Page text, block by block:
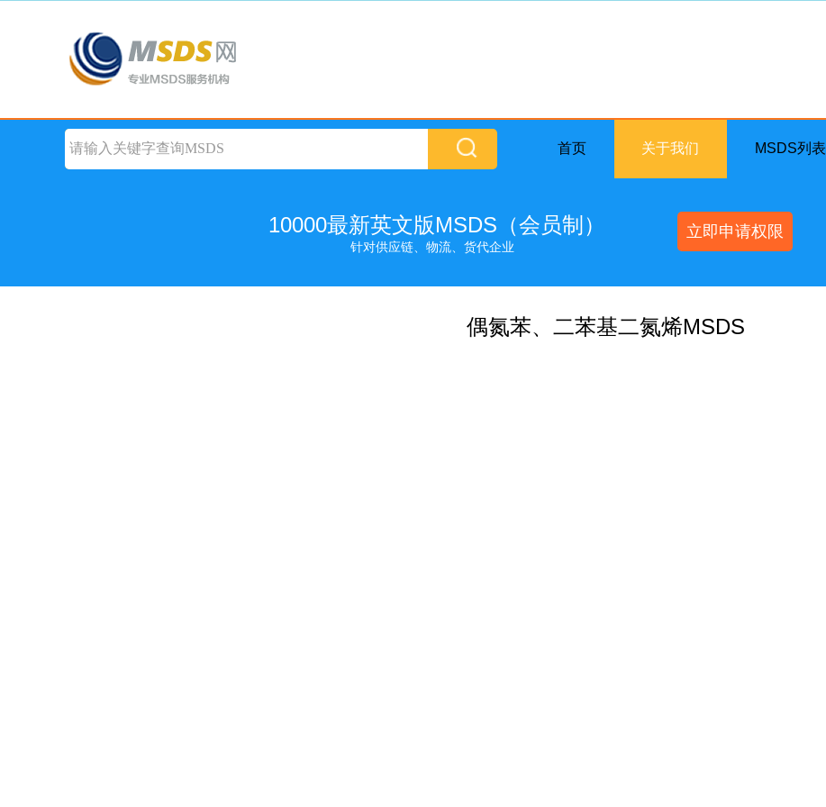
首页 关于我们 MSDS列表
10000最新英文版MSDS（会员制）
针对供应链、物流、货代企业
立即申请权限
偶氮苯、二苯基二氮烯MSDS